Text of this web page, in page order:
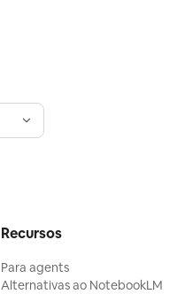
Recursos
Para agents
Alternativas ao NotebookLM